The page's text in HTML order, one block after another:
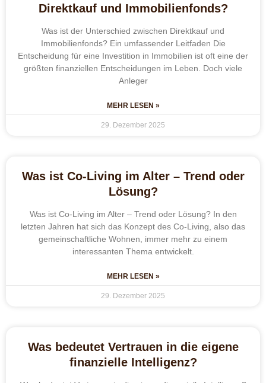
Direktkauf und Immobilienfonds?
Was ist der Unterschied zwischen Direktkauf und
Immobilienfonds? Ein umfassender Leitfaden Die
Entscheidung für eine Investition in Immobilien ist oft eine der
größten finanziellen Entscheidungen im Leben. Doch viele
Anleger
MEHR LESEN »
29. Dezember 2025
Was ist Co-Living im Alter – Trend oder
Lösung?
Was ist Co-Living im Alter – Trend oder Lösung? In den
letzten Jahren hat sich das Konzept des Co-Living, also das
gemeinschaftliche Wohnen, immer mehr zu einem
interessanten Thema entwickelt.
MEHR LESEN »
29. Dezember 2025
Was bedeutet Vertrauen in die eigene
finanzielle Intelligenz?